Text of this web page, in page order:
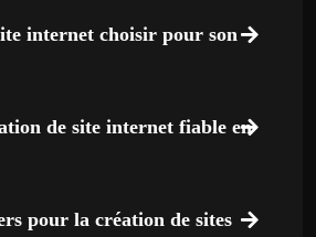
internet choisir pour son
de site internet fiable en
pour la création de sites